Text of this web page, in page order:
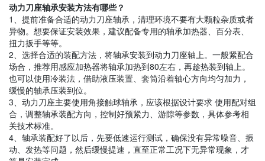
动力刀座轴承安装方法有哪些？
1、提前准备合适的动力刀座轴承，清理环境不要有大颗粒杂质或者
异物。想要保证安装效果，建议配备专用的轴承加热器、百分表、
扭力扳手等等。
2、选择合适的装配方法，将轴承安装到动力刀座轴上。一般紧配合
场合，推荐用感应加热器将轴承加热到80左右，再趁热装到轴上。
也可以使用冷装法，借助液压装置、套筒沿着轴心方向均匀加力，
缓慢的轴承压装到位。
3、动力刀座主要使用角接触球轴承，应该根据设计要求 使用配对组
合，调整轴承装配方向，控制好预紧力、游隙等参数，具体参考相
关技术标准。
4、轴承装配好了以后，先要低速运行测试，确保没有异常噪音、振
动、发热等问题，然后缓慢提速，直至正常工况下无异常现象，才